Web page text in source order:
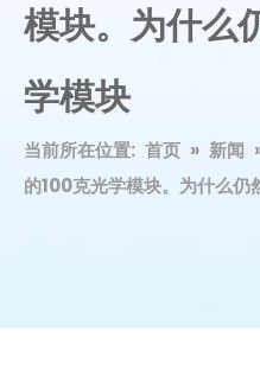
模块。为什么
学模块
当前所在位置: 首页 » 新闻
的100克光学模块。为什么仍